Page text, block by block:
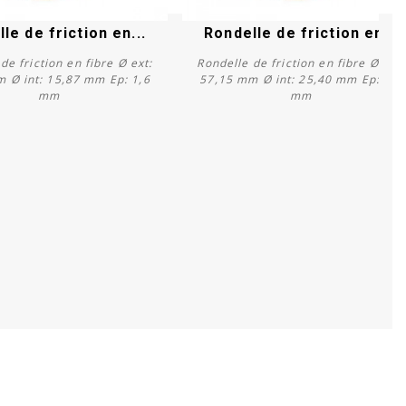
de friction en...
de friction en fibre Ø ext:
Ø int: 15,87 mm Ep: 1,6
mm
Rondelle de friction en...
Rondelle de friction en fibre Ø ext:
57,15 mm Ø int: 25,40 mm Ep: 1,6
mm